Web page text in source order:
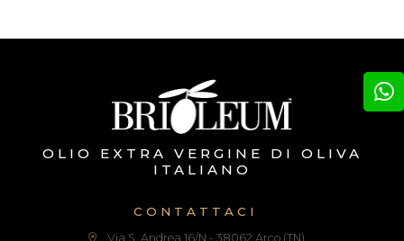
OLIO EXTRA VERGINE DI OLIVA
ITALIANO
CONTATTACI
Via S. Andrea 16/N - 38062 Arco (TN)